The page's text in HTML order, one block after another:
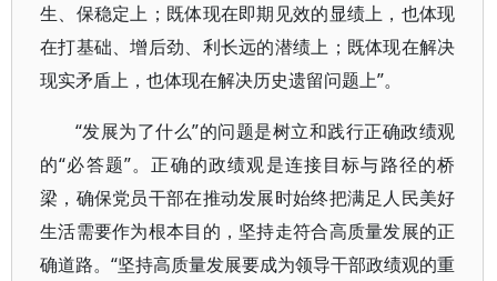
生、保稳定上；既体现在即期见效的显绩上，也体现
在打基础、增后劲、利长远的潜绩上；既体现在解决
现实矛盾上，也体现在解决历史遗留问题上”。
“发展为了什么”的问题是树立和践行正确政绩观
的“必答题”。正确的政绩观是连接目标与路径的桥
梁，确保党员干部在推动发展时始终把满足人民美好
生活需要作为根本目的，坚持走符合高质量发展的正
确道路。“坚持高质量发展要成为领导干部政绩观的重